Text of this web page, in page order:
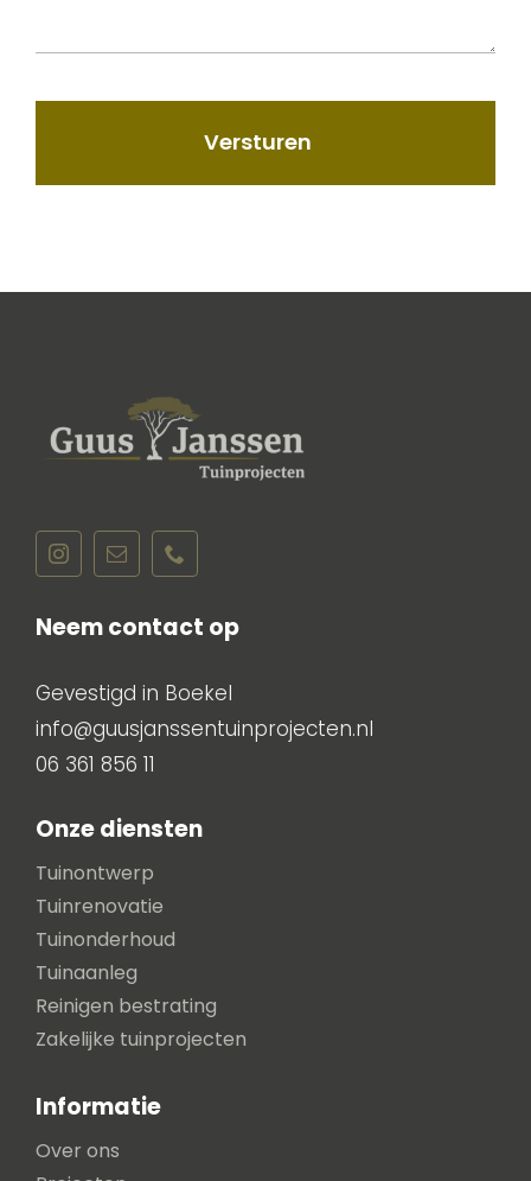
Versturen
Onze diensten
Tuinontwerp
Tuinrenovatie
Tuinonderhoud
Tuinaanleg
Reinigen bestrating
Zakelijke tuinprojecten
Informatie
Over ons
Neem contact op
Gevestigd in Boekel
info@guusjanssentuinprojecten.nl
06 361 856 11